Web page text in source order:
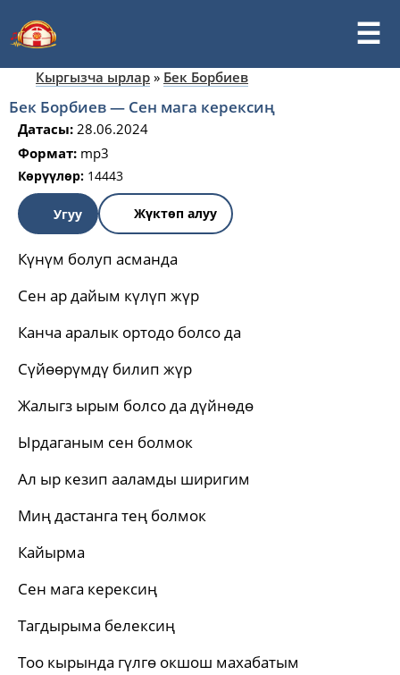
Кыргызча ырлар » Бек Борбиев
Бек Борбиев — Сен мага керексиң
Датасы: 28.06.2024
Формат: mp3
Көрүүлөр: 14443
Угуу Жүктөп алуу
Күнүм болуп асманда
Сен ар дайым күлүп жүр
Канча аралык ортодо болсо да
Сүйөөрүмдү билип жүр
Жалыгз ырым болсо да дүйнөдө
Ырдаганым сен болмок
Ал ыр кезип ааламды ширигим
Миң дастанга тең болмок
Кайырма
Сен мага керексиң
Тагдырыма белексиң
Тоо кырында гүлгө окшош махабатым